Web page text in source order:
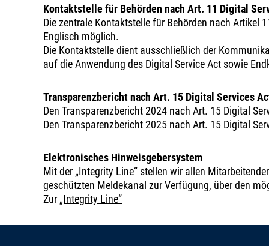
Kontaktstelle für Behörden nach Art. 11 Digital
Die zentrale Kontaktstelle für Behörden nach Artikel
Englisch möglich.
Die Kontaktstelle dient ausschließlich der
auf die Anwendung des Digital Service Act sowie
Transparenzbericht nach Art. 15 Digital Services
Den Transparenzbericht 2024 nach Art. 15 Digital
Den Transparenzbericht 2025 nach Art. 15 Digital
Elektronisches Hinweisgebersystem
Mit der „Integrity Line“ stellen wir allen
geschützten Meldekanal zur Verfügung, über den
Zur „Integrity Line“